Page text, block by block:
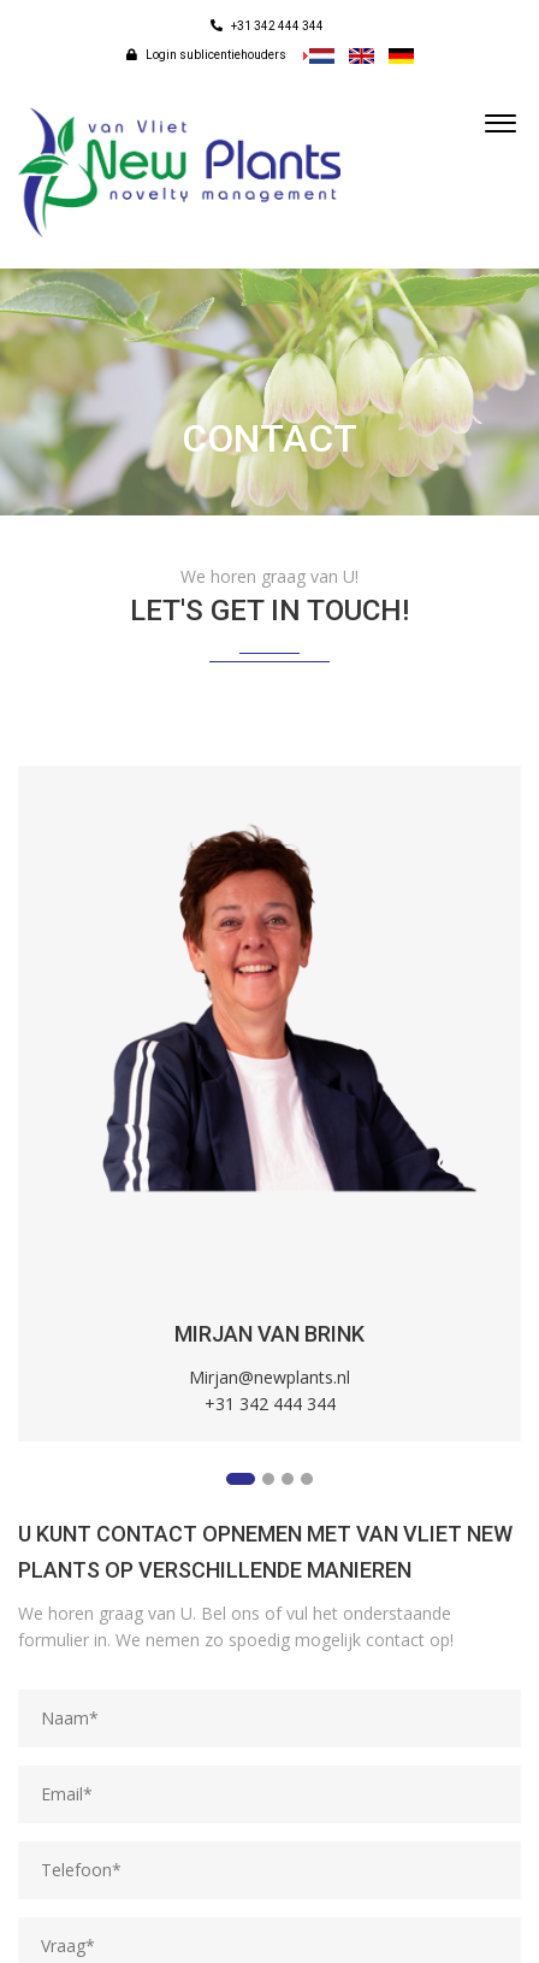
+31 342 444 344
Login sublicentiehouders
CONTACT
We horen graag van U!
LET'S GET IN TOUCH!
MIRJAN VAN BRINK
Mirjan@newplants.nl
+31 342 444 344
U KUNT CONTACT OPNEMEN MET VAN VLIET NEW
PLANTS OP VERSCHILLENDE MANIEREN
We horen graag van U. Bel ons of vul het onderstaande
formulier in. We nemen zo spoedig mogelijk contact op!